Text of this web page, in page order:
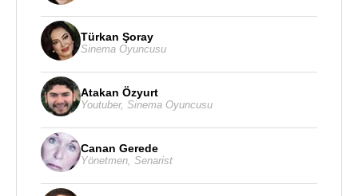
Türkan Şoray
Sinema Oyuncusu
Atakan Özyurt
Youtuber, Sinema Oyuncusu
Canan Gerede
Yönetmen Senarist